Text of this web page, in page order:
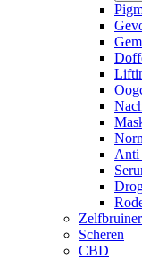
Anti
Zelfbruiner
Scheren
CBD